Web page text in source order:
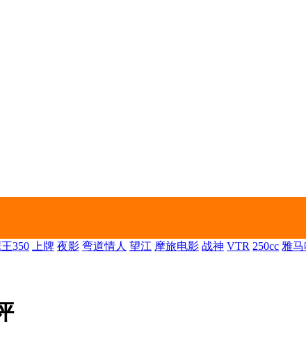
350 上牌 夜影 弯道情人 望江 摩旅电影 战神 VTR 250cc 雅